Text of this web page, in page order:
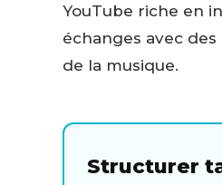
YouTube riche en
échanges avec
de la musique.
Structurer